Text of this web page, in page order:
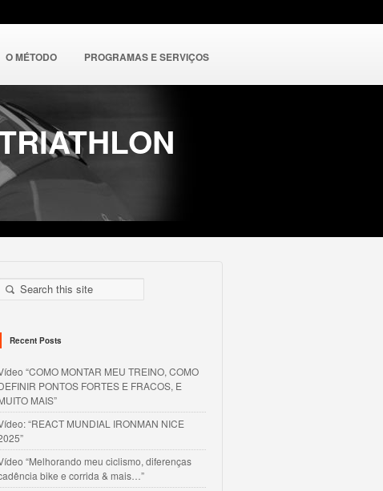
O MÉTODO PROGRAMAS E SERVIÇOS
Recent Posts
“COMO MONTAR MEU TREINO, COMO
PONTOS FORTES E FRACOS, E
MAIS”
“REACT MUNDIAL IRONMAN NICE
“Melhorando meu ciclismo, diferenças
bike e corrida & mais…”